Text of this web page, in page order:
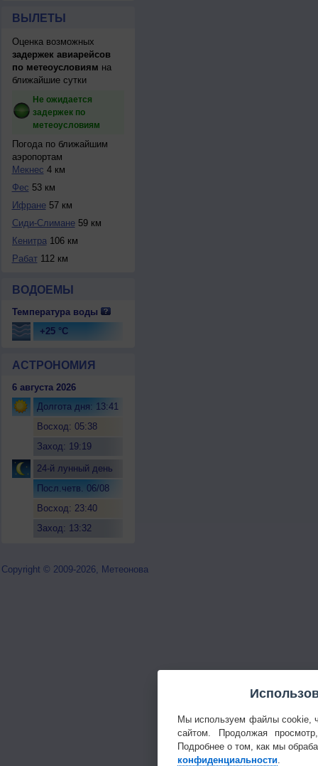
ВЫЛЕТЫ
Оценка возможных
задержек авиарейсов
по метеоусловиям на
ближайшие сутки
Не ожидается
задержек по
метеоусловиям
Погода по ближайшим
аэропортам
Мекнес 4 км
Фес 53 км
Ифране57 км
Сиди-Слимане59 км
Кенитра106 км
Рабат112 км
ВОДОЕМЫ
Температура воды
+25 °C
АСТРОНОМИЯ
6 августа 2026
Долгота дня: 13:41
Восход: 05:38
Заход: 19:19
24-й лунный день
Посл.четв. 06/08
Восход: 23:40
Заход: 13:32
Copyright © 2009-2026, Метеонова
Мы используем файлы cookie,
сайтом. Продолжая
Подробнее о том, как мы
конфиденциальности.